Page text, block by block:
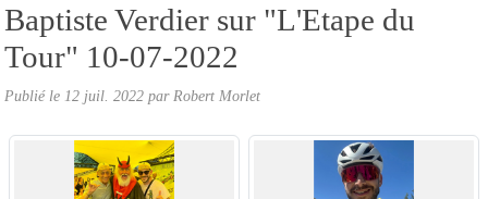
Baptiste Verdier sur "L'Etape du
Tour" 10-07-2022
Publié le 12 juil. 2022 par Robert Morlet